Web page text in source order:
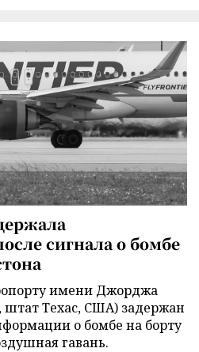
сигнала о бомбе
имени Джорджа
Техас, США) задержан
о бомбе на борту
гавань.